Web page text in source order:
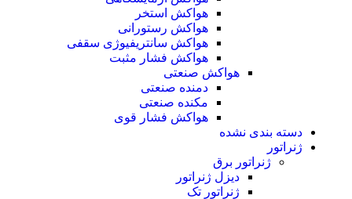
هواکش استخر
هواکش رستورانی
هواکش سانتریفیوژی سقفی
هواکش فشار مثبت
هواکش صنعتی
دمنده صنعتی
مکنده صنعتی
هواکش فشار قوی
دسته بندی نشده
ژنراتور
ژنراتور برق
دیزل ژنراتور
ژنراتور تک